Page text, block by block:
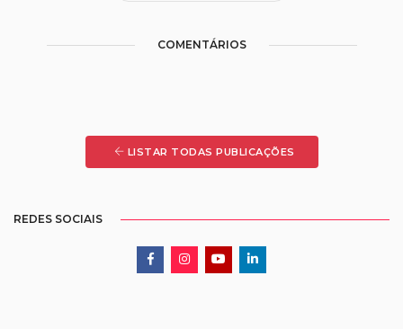
COMENTÁRIOS
LISTAR TODAS PUBLICAÇÕES
REDES SOCIAIS